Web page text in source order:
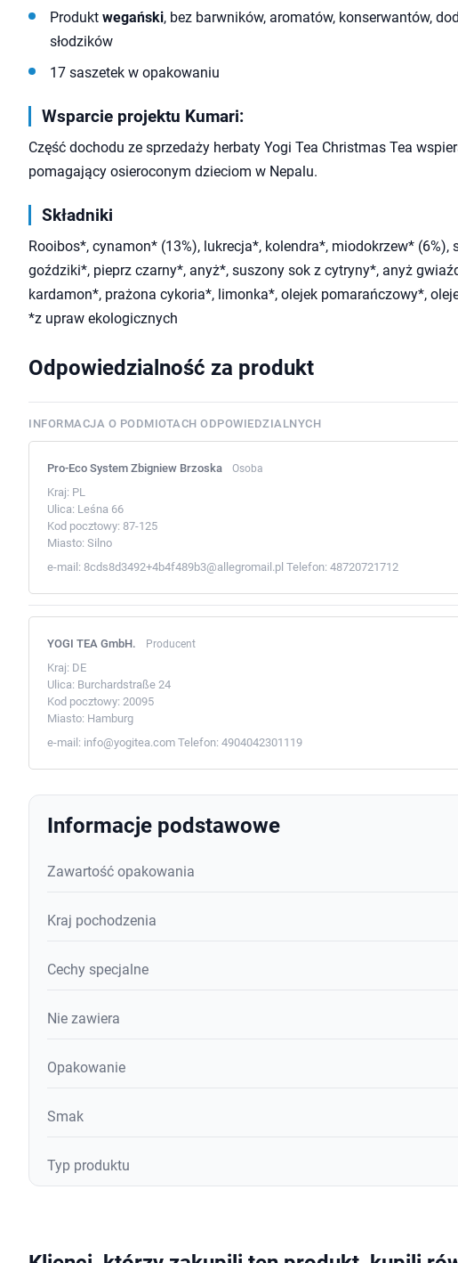
Produkt wegański, bez barwników, aromatów, konserwantów,
słodzików
17 saszetek w opakowaniu
Wsparcie projektu Kumari:
Część dochodu ze sprzedaży herbaty Yogi Tea Christmas Tea
pomagający osieroconym dzieciom w Nepalu.
Składniki
Rooibos*, cynamon* (13%), lukrecja*, kolendra*, miodokrzew* (6%),
goździki*, pieprz czarny*, anyż*, suszony sok z cytryny*, anyż
kardamon*, prażona cykoria*, limonka*, olejek pomarańczowy*,
*z upraw ekologicznych
Odpowiedzialność za produkt
INFORMACJA O PODMIOTACH ODPOWIEDZIALNYCH
Pro-Eco System Zbigniew Brzoska Osoba
Kraj: PL
Ulica: Leśna 66
Kod pocztowy: 87-125
Miasto: Silno
e-mail: 8cds8d3492+4b4f489b3@allegromail.pl Telefon: 48720721712
YOGI TEA GmbH. Producent
Kraj: DE
Ulica: Burchardstraße 24
Kod pocztowy: 20095
Miasto: Hamburg
e-mail: info@yogitea.com Telefon: 4904042301119
Informacje podstawowe
Zawartość opakowania
Kraj pochodzenia
Cechy specjalne
Nie zawiera
Opakowanie
Smak
Typ produktu